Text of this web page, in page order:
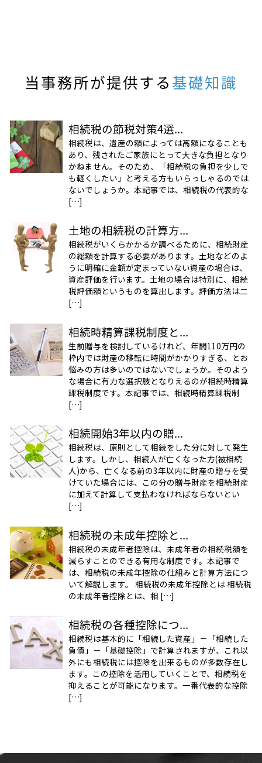
当事務所が提供する基礎知識
相続税の節税対策4選...
相続税は、遺産の額によっては高額になることも
あり、残されたご家族にとって大きな負担となり
かねません。そのため、「相続税の負担を少しで
も軽くしたい」と考える方もいらっしゃるのでは
ないでしょうか。本記事では、相続税の代表的な
[…]
土地の相続税の計算方...
相続税がいくらかかるか調べるために、相続財産
の総額を計算する必要があります。土地などのよ
うに明確に金額が定まっていない資産の場合は、
資産評価を行います。土地の場合は特別に、相続
税評価額というものを算出します。評価方法は二
[…]
相続時精算課税制度と...
生前贈与を検討しているけれど、年間110万円の
枠内では財産の移転に時間がかかりすぎる、とお
悩みの方は多いのではないでしょうか。そのよう
な場合に有力な選択肢となりえるのが相続時精算
課税制度です。本記事では、相続時精算課税制
[…]
相続開始3年以内の贈...
相続税は、原則として相続をした分に対して発生
します。しかし、相続人が亡くなった方(被相続
人)から、亡くなる前の3年以内に財産の贈与を受
けていた場合には、この分の贈与財産を相続財産
に加えて計算して支払わなければならないとい
[…]
相続税の未成年控除と...
相続税の未成年者控除は、未成年者の相続税額を
減らすことのできる有用な制度です。本記事で
は、相続税の未成年控除の仕組みと計算方法につ
いて解説します。 相続税の未成年控除とは 相続税
の未成年者控除とは、相 […]
相続税の各種控除につ...
相続税は基本的に「相続した資産」－「相続した
負債」－「基礎控除」で計算されますが、これ以
外にも相続税には控除を出来るものが多数存在し
ます。この控除を活用していくことで、相続税を
抑えることが可能になります。一番代表的な控除
[…]